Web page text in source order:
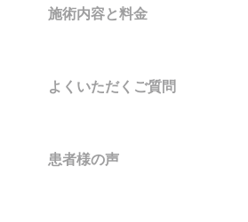
施術内容と料金
よくいただくご質問
患者様の声